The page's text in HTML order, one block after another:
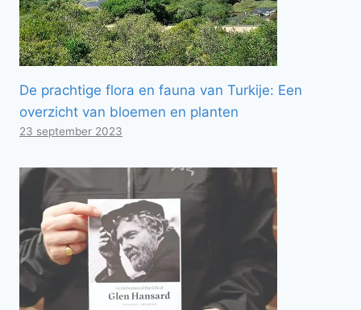
De prachtige flora en fauna van Turkije: Een
overzicht van bloemen en planten
23 september 2023